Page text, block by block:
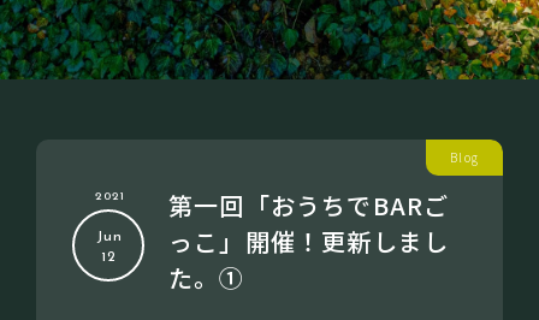
Blog
2021
Jun
12
第一回「おうちでBARご
っこ」開催！更新しまし
た。①